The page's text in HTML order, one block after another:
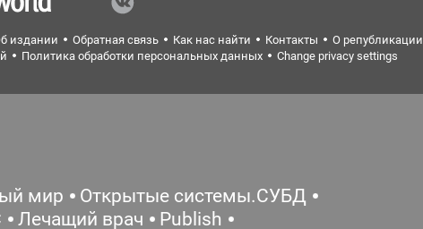
издании Обратная связь Как нас найти Контакты
О републикации
Политика обработки персональных данных Change privacy settings
мир
Открытые системы.СУБД
Лечащий врач Publish